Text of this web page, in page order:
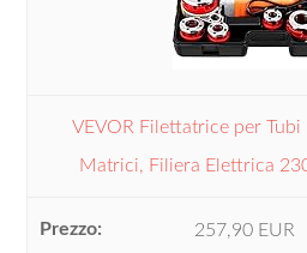
VEVOR Filettatrice per
Matrici, Filiera Elettrica
257,90 EUR